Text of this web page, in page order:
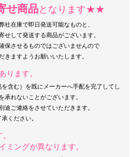
せ商品となります★★
在庫で即日発送可能なものと、
して発送する商品がございます。
保させるものではございませんので
ます。
含む）を既にメーカーへ手配を完了してし
承れないことがございます。
途ご連絡をさせていただきます。
ングが異なります。